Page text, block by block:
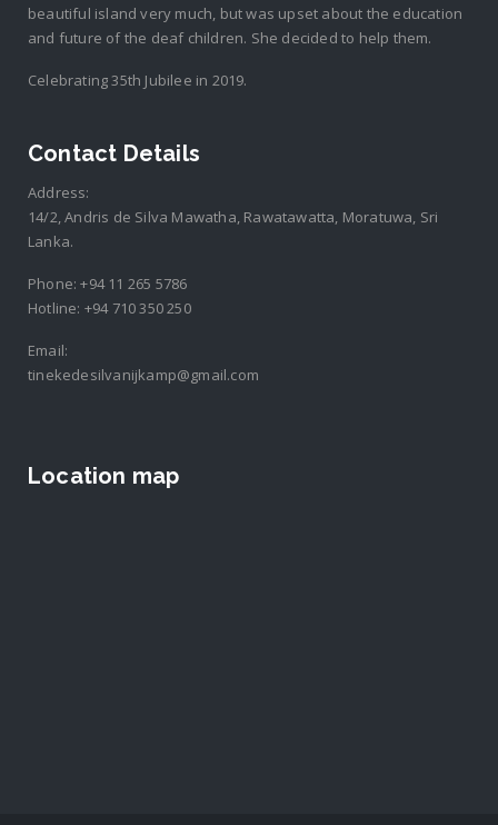
beautiful island very much, but was upset about the education
and future of the deaf children. She decided to help them.
Celebrating 35th Jubilee in 2019.
Contact Details
Address:
14/2, Andris de Silva Mawatha, Rawatawatta, Moratuwa, Sri
Lanka.
Phone:+94 11 265 5786
Hotline: +94 710 350 250
Email:
tinekedesilvanijkamp@gmail.com
Location map